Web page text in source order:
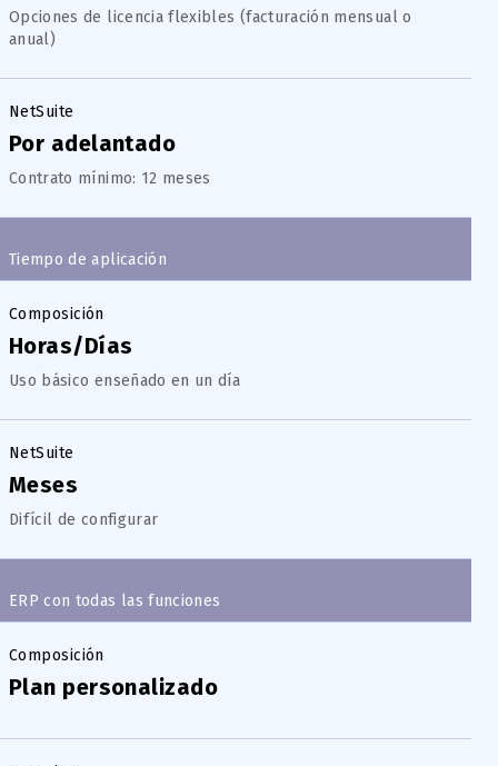
Opciones de licencia flexibles (facturación mensual o
anual)
NetSuite
Por adelantado
Contrato mínimo: 12 meses
Tiempo de aplicación
Composición
Horas/Días
Uso básico enseñado en un día
NetSuite
Meses
Difícil de configurar
ERP con todas las funciones
Composición
Plan personalizado